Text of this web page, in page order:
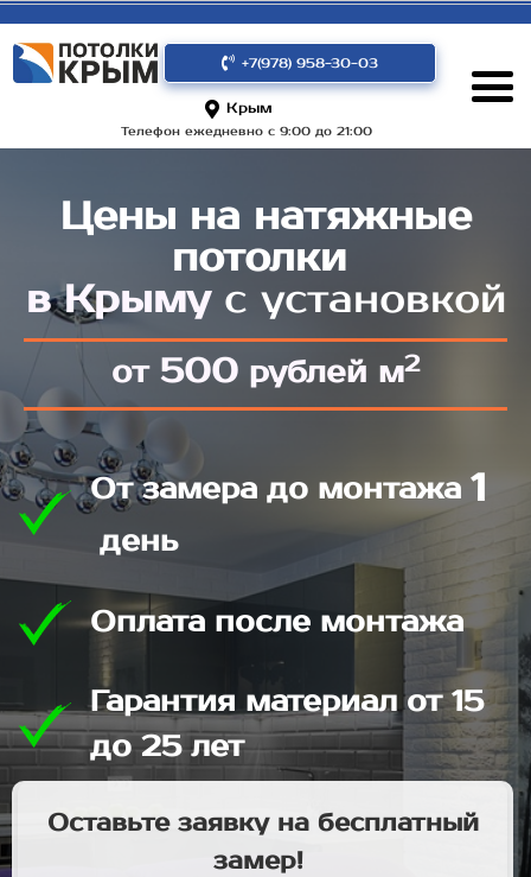
+7(978) 958-30-03
Крым
Телефон ежедневно с 9:00 до 21:00
Цены на натяжные
потолки
в Крымус установкой
от 500 рублей м2
От замера до монтажа 1
день
Оплата после монтажа
Гарантия материал от 15
до 25 лет
Оставьте заявку на бесплатный
замер!